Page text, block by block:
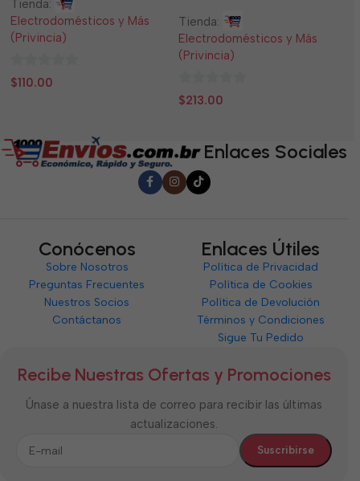
Tienda:
Electrodomésticos y Más
(Privincia)
0
$110.00
Tienda:
Electrodomésticos y Más
(Privincia)
0
$213.00
Enlaces Sociales
Conócenos
Sobre Nosotros
Preguntas Frecuentes
Nuestros Socios
Contáctanos
Enlaces Útiles
Política de Privacidad
Política de Cookies
Política de Devolución
Términos y Condiciones
Sigue Tu Pedido
Recibe Nuestras Ofertas y Promociones
Únase a nuestra lista de correo para recibir las últimas
actualizaciones.